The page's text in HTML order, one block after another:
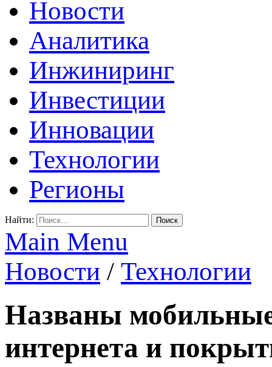
Новости
Аналитика
Инжиниринг
Инвестиции
Инновации
Технологии
Регионы
Найти:
Main Menu
Новости / Технологии
Названы
интернета и